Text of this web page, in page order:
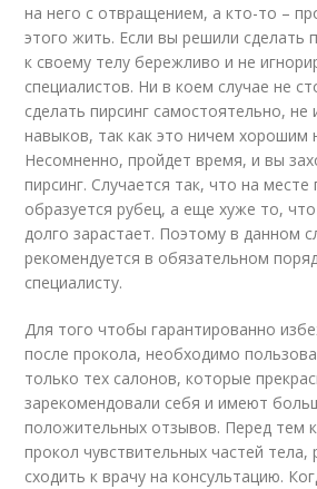
на него с отвращением, а кто-то –
этого жить. Если вы решили сделать
к своему телу бережливо и не
специалистов. Ни в коем случае не
сделать пирсинг самостоятельно,
навыков, так как это ничем хорошим
Несомненно, пройдет время, и вы
пирсинг. Случается так, что на месте
образуется рубец, а еще хуже то,
долго зарастает. Поэтому в данном
рекомендуется в обязательном
специалисту.
Для того чтобы гарантированно
после прокола, необходимо
только тех салонов, которые
зарекомендовали себя и имеют
положительных отзывов. Перед тем
прокол чувствительных частей тела,
сходить к врачу на консультацию.